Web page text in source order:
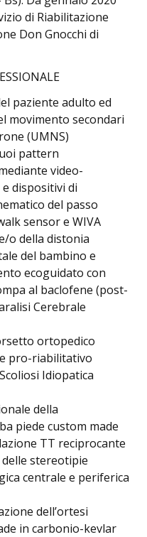
di Riabilitazione
Don Gnocchi di
paziente adulto ed
movimento secondari
(UMNS)
pattern
video-
dispositivi di
del passo
sensor e WIVA
o della distonia
del bambino e
ecoguidato con
al baclofene (post-
Cerebrale
ortopedico
pro-riabilitativo
Idiopatica
della
piede custom made
TT reciprocante
stereotipie
centrale e periferica
dell’ortesi
in carbonio-kevlar